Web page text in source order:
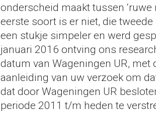
onderscheid maakt tussen ‘ruwe
eerste soort is er niet, die
een stukje simpeler en werd
januari 2016 ontving ons
datum van Wageningen UR, met
aanleiding van uw verzoek om
dat door Wageningen UR
periode 2011 t/m heden te